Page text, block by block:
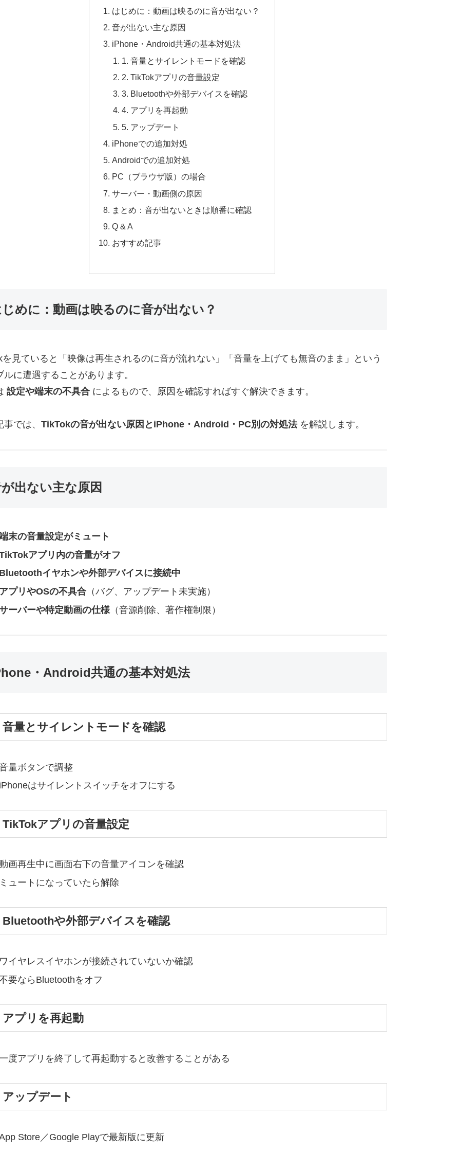
はじめに：動画は映るのに音が出ない？
音が出ない主な原因
iPhone・Android共通の基本対処法
1. 音量とサイレントモードを確認
2. TikTokアプリの音量設定
3. Bluetoothや外部デバイスを確認
4. アプリを再起動
5. アップデート
iPhoneでの追加対処
Androidでの追加対処
PC（ブラウザ版）の場合
サーバー・動画側の原因
まとめ：音が出ないときは順番に確認
Q & A
おすすめ記事
めに：動画は映るのに音が出ない？
を見ていると「映像は再生されるのに音が流れない」「音量を上げても無音のまま」という
ルに遭遇することがあります。
設定や端末の不具合 によるもので、原因を確認すればすぐ解決できます。
では、 TikTokの音が出ない原因とiPhone・Android・PC別の対処法を解説します。
出ない主な原因
末の音量設定がミュート
アプリ内の音量がオフ
イヤホンや外部デバイスに接続中
プリやOSの不具合（バグ、アップデート未実施）
ーバーや特定動画の仕様（音源削除、著作権制限）
・Android共通の基本対処法
音量とサイレントモードを確認
量ボタンで調整
はサイレントスイッチをオフにする
TikTokアプリの音量設定
画再生中に画面右下の音量アイコンを確認
ュートになっていたら解除
Bluetoothや外部デバイスを確認
イヤレスイヤホンが接続されていないか確認
要ならBluetoothをオフ
アプリを再起動
度アプリを終了して再起動すると改善することがある
アップデート
Store／Google Playで最新版に更新